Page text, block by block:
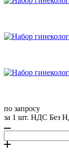
по запросу
за 1 шт. НДС Без